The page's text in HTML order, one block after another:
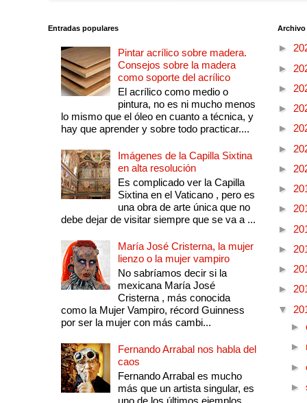
Entradas populares
Pintar acrílico sobre madera.
Consejos sobre la madera
como soporte del acrílico
El acrílico como medio o
pintura, no es ni mucho menos
lo mismo que el óleo en cuanto a técnica, y
hay que aprender y sobre todo practicar....
Imágenes de la Capilla Sixtina
en alta resolución
Es complicado ver la Capilla
Sixtina en el Vaticano , pero es
una obra de arte única que no
debe dejar de visitar siempre que se va a ...
María José Cristerna, la mujer
lienzo o la mujer vampiro
No sabríamos decir si la
mexicana María José
Cristerna , más conocida
como la Mujer Vampiro, récord Guinness
por ser la mujer con más cambi...
Fernando Arrabal nos habla del
caos
Fernando Arrabal es mucho
más que un artista singular, es
►
►
►
►
►
►
►
►
►
►
►
►
►
▼
►
►
►
►